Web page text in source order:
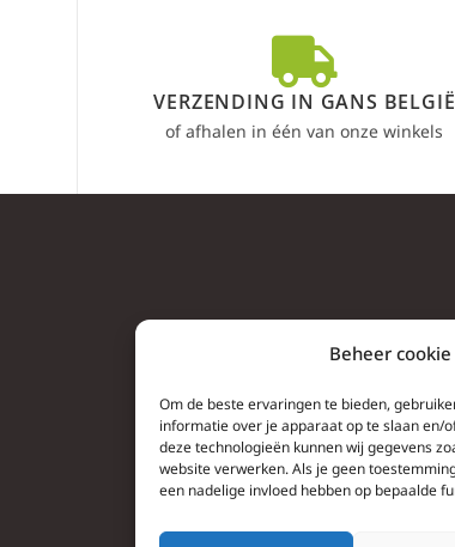
Beheer
Om de beste ervaringen te bieden,
informatie over je apparaat op te slaan en/
deze technologieën kunnen wij gegevens
website verwerken. Als je geen
een nadelige invloed hebben op bepaalde
VERZENDING IN GANS BELGIË
of afhalen in één van onze winkels